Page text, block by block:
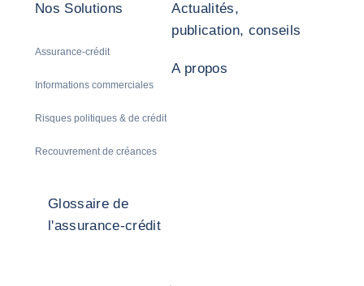
Nos Solutions
Assurance-crédit
Informations commerciales
Risques politiques & de crédit
Recouvrement de créances
Actualités,
publication, conseils
A propos
Glossaire de
l'assurance-crédit